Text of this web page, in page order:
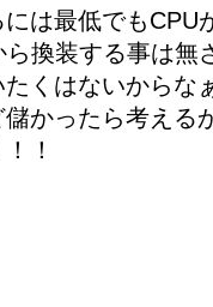
は最低でもCPU
換装する事は無
くはないからな
かったら考える
！